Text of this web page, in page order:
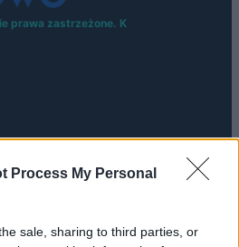
Process My Personal
sale, sharing to third parties, or
prawa zastrzeżone. K